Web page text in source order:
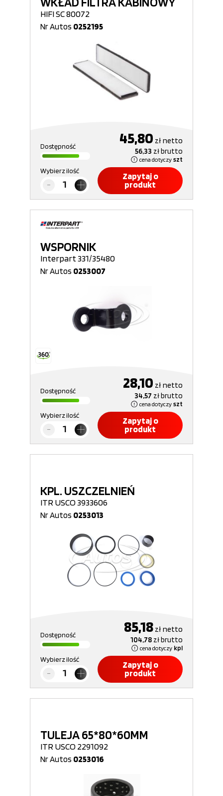
HIFI SC 80072
Nr Autos 0252195
Dostępność 45,80 złnetto
56,33 złbrutto
cena dotyczy szt
Wybierz ilość
Zapytaj o
produkt
WSPORNIK
Interpart 331/35480
Nr Autos 0253007
Dostępność 28,10 złnetto
34,57 złbrutto
cena dotyczy szt
Wybierz ilość
Zapytaj o
produkt
KPL. USZCZELNIEŃ
ITR USCO 3933606
Nr Autos 0253013
Dostępność 85,18 złnetto
104,78 złbrutto
cena dotyczy kpl
Wybierz ilość
Zapytaj o
produkt
TULEJA 65*80*60MM
ITR USCO 2291092
Nr Autos 0253016